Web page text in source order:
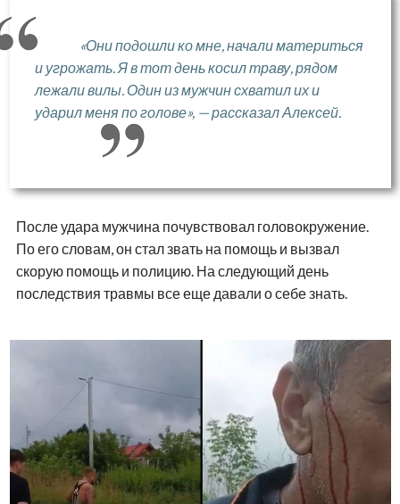
«Они подошли ко мне, начали материться
и угрожать. Я в тот день косил траву, рядом
лежали вилы. Один из мужчин схватил их и
ударил меня по голове», — рассказал Алексей.
После удара мужчина почувствовал головокружение.
По его словам, он стал звать на помощь и вызвал
скорую помощь и полицию. На следующий день
последствия травмы все еще давали о себе знать.